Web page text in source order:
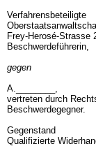
Verfahrensbeteiligte
Frey-Herosé-Strasse
Beschwerdeführerin,
gegen
A.________,
vertreten durch
Beschwerdegegner.
Gegenstand
Qualifizierte